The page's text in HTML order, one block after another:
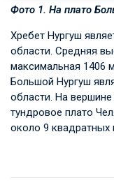
Фото 1. На плато
Хребет Нургуш
области. Средняя
максимальная 1406
Большой Нургуш
области. На
тундровое плато
около 9 квадратных